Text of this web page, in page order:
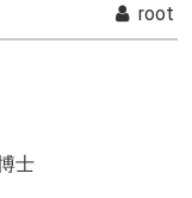
root
士